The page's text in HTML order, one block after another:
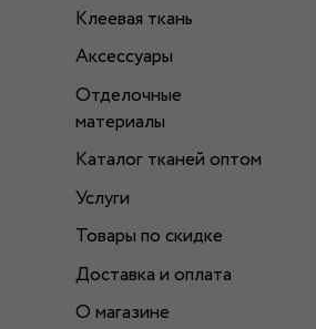
Клеевая ткань
Аксессуары
Отделочные
материалы
Каталог тканей оптом
Услуги
Товары по скидке
Доставка и оплата
О магазине